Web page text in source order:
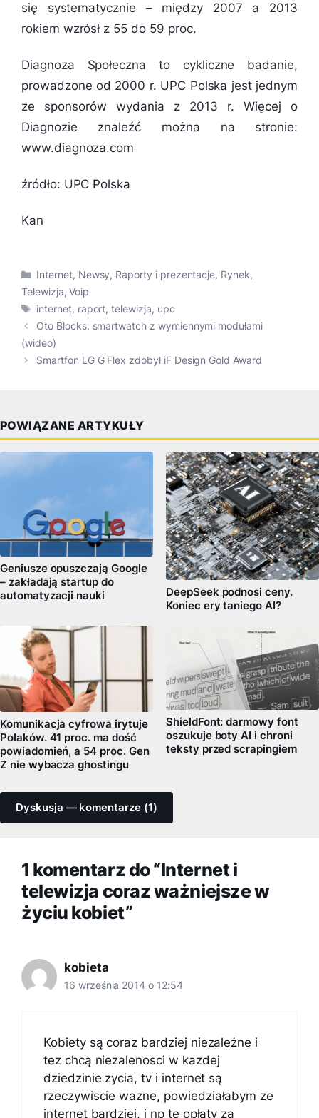
się systematycznie – między 2007 a 2013
rokiem wzrósł z 55 do 59 proc.
Diagnoza Społeczna to cykliczne badanie,
prowadzone od 2000 r. UPC Polska jest jednym
ze sponsorów wydania z 2013 r. Więcej o
Diagnozie znaleźć można na stronie:
www.diagnoza.com
źródło: UPC Polska
Kan
Kategorie
Internet, Newsy, Raporty i prezentacje, Rynek,
Telewizja,Voip
Tagi
internet, raport,telewizja, upc
Oto Blocks: smartwatch z wymiennymi modułami
(wideo)
Smartfon LG G Flex zdobył iF Design Gold Award
POWIĄZANE ARTYKUŁY
Geniusze opuszczają Google
– zakładają startup do
automatyzacji nauki
DeepSeek podnosi ceny.
Koniec ery taniego AI?
Komunikacja cyfrowa irytuje
Polaków. 41 proc. ma dość
powiadomień, a 54 proc. Gen
Z nie wybacza ghostingu
ShieldFont: darmowy font
oszukuje boty AI i chroni
teksty przed scrapingiem
Dyskusja — komentarze (1)
1 komentarz do “Internet i
telewizja coraz ważniejsze w
życiu kobiet”
kobieta
16 września 2014 o 12:54
Kobiety są coraz bardziej niezależne i
tez chcą niezalenosci w kazdej
dziedzinie zycia, tv i internet są
rzeczywiscie wazne, powiedziałabym ze
internet bardziej, i np te opłaty za